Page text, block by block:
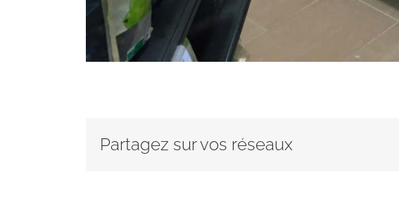
Partagez sur vos réseaux